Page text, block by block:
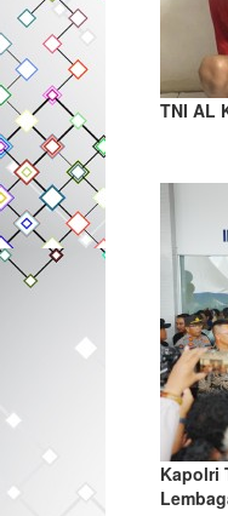
TNI AL
Kapolri